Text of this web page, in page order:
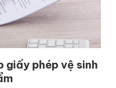
giấy phép vệ sinh